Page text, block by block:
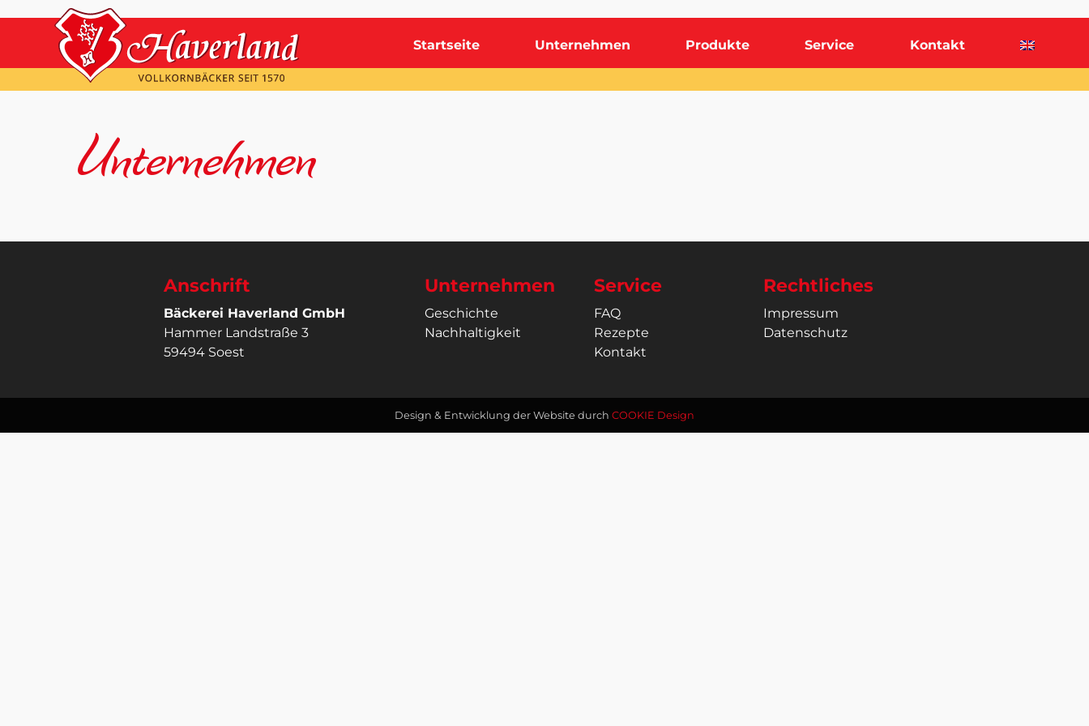
Startseite Unternehmen Produkte Service Kontakt
Unternehmen
Anschrift
Bäckerei Haverland GmbH
Hammer Landstraße 3
59494 Soest
Unternehmen
Geschichte
Nachhaltigkeit
Service
FAQ
Rezepte
Kontakt
Rechtliches
Impressum
Datenschutz
Design & Entwicklung der Website durch COOKIE Design